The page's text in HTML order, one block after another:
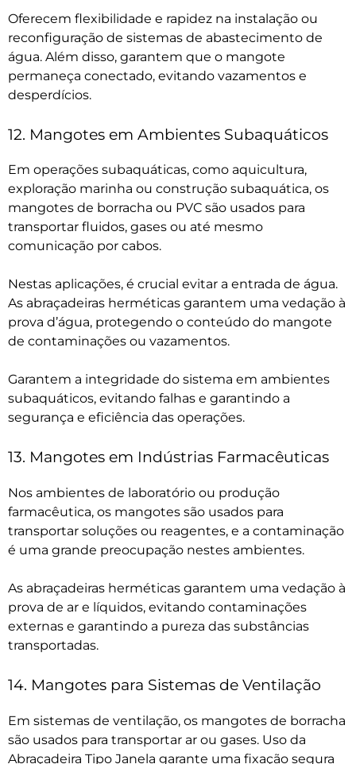
Oferecem flexibilidade e rapidez na instalação ou
reconfiguração de sistemas de abastecimento de
água. Além disso, garantem que o mangote
permaneça conectado, evitando vazamentos e
desperdícios.
12. Mangotes em Ambientes Subaquáticos
Em operações subaquáticas, como aquicultura,
exploração marinha ou construção subaquática, os
mangotes de borracha ou PVC são usados para
transportar fluidos, gases ou até mesmo
comunicação por cabos.
Nestas aplicações, é crucial evitar a entrada de água.
As abraçadeiras herméticas garantem uma vedação à
prova d’água, protegendo o conteúdo do mangote
de contaminações ou vazamentos.
Garantem a integridade do sistema em ambientes
subaquáticos, evitando falhas e garantindo a
segurança e eficiência das operações.
13. Mangotes em Indústrias Farmacêuticas
Nos ambientes de laboratório ou produção
farmacêutica, os mangotes são usados para
transportar soluções ou reagentes, e a contaminação
é uma grande preocupação nestes ambientes.
As abraçadeiras herméticas garantem uma vedação à
prova de ar e líquidos, evitando contaminações
externas e garantindo a pureza das substâncias
transportadas.
14. Mangotes para Sistemas de Ventilação
Em sistemas de ventilação, os mangotes de borracha
são usados para transportar ar ou gases. Uso da
Abraçadeira Tipo Janela garante uma fixação segura